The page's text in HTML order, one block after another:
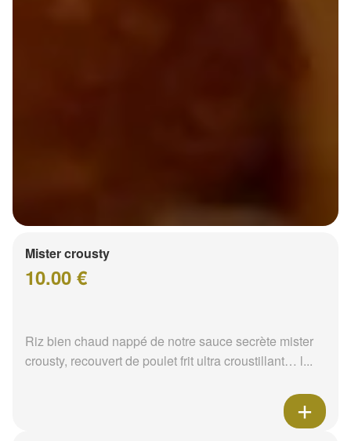
Mister crousty
10.00 €
Riz bien chaud nappé de notre sauce secrète mister
crousty, recouvert de poulet frit ultra croustillant… l...